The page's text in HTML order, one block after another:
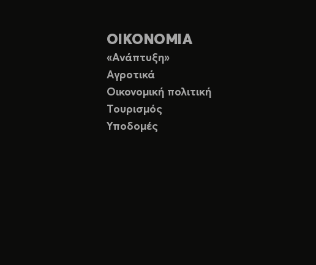
ΟΙΚΟΝΟΜΙΑ
«Ανάπτυξη»
Αγροτικά
Οικονομική πολιτική
Τουρισμός
Υποδομές